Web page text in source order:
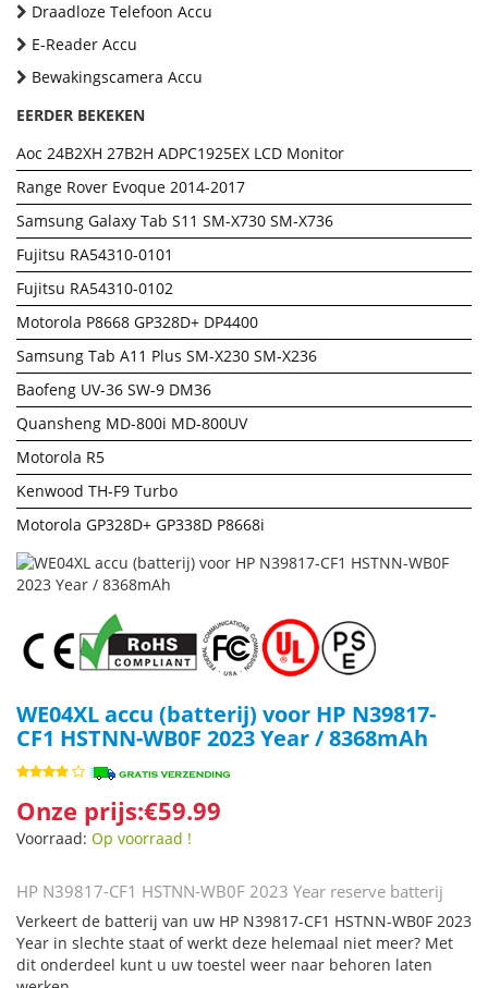
Draadloze Telefoon Accu
E-Reader Accu
Bewakingscamera Accu
EERDER BEKEKEN
Aoc 24B2XH 27B2H ADPC1925EX LCD Monitor
Range Rover Evoque 2014-2017
Samsung Galaxy Tab S11 SM-X730 SM-X736
Fujitsu RA54310-0101
Fujitsu RA54310-0102
Motorola P8668 GP328D+ DP4400
Samsung Tab A11 Plus SM-X230 SM-X236
Baofeng UV-36 SW-9 DM36
Quansheng MD-800i MD-800UV
Motorola R5
Kenwood TH-F9 Turbo
Motorola GP328D+ GP338D P8668i
WE04XL accu (batterij) voor HP N39817-
CF1 HSTNN-WB0F 2023 Year / 8368mAh
Onze prijs:€59.99
Voorraad: Op voorraad !
HP N39817-CF1 HSTNN-WB0F 2023 Year reserve batterij
Verkeert de batterij van uw HP N39817-CF1 HSTNN-WB0F 2023
Year in slechte staat of werkt deze helemaal niet meer? Met
dit onderdeel kunt u uw toestel weer naar behoren laten